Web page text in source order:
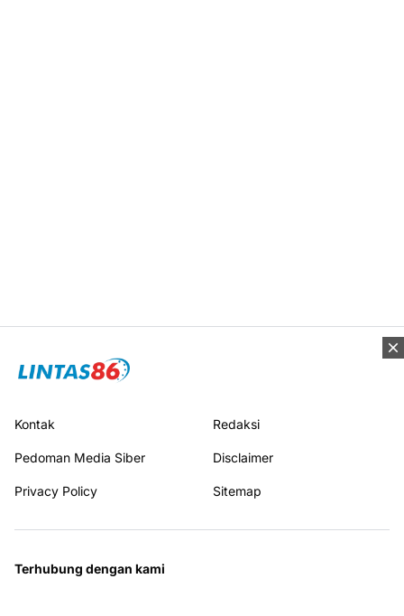
Kontak Redaksi
Pedoman Media Siber Disclaimer
Privacy Policy Sitemap
Terhubung dengan kami